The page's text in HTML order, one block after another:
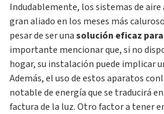
Indudablemente, los sistemas de aire
gran aliado en los meses más
pesar de ser unasolución eficaz
importante mencionar que, si no
hogar, su instalación puede implicar
Además, el uso de estos aparatos
notable de energía que se traducirá
factura de la luz. Otro factor a tener